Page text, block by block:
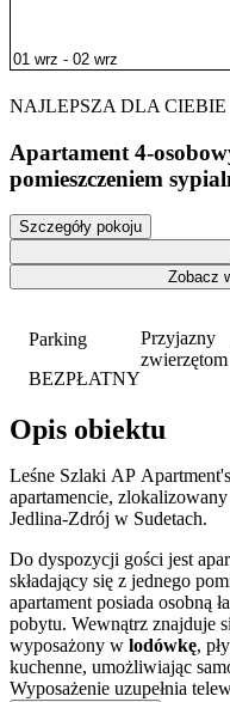
Parking
BEZPŁATNY
Przyjazny
zwierzętom
Opis obiektu
Leśne Szlaki AP
apartamencie,
Jedlina-Zdrój w Sudetach.
Do dyspozycji gości jest
składający się z jednego
apartament posiada osobną
pobytu. Wewnątrz znajduje
wyposażony w lodówkę,
kuchenne, umożliwiając
Wyposażenie uzupełnia
NAJLEPSZA DLA CIEBIE
Apartament 4-
pomieszczeniem
Szczegóły pokoju
Zobacz